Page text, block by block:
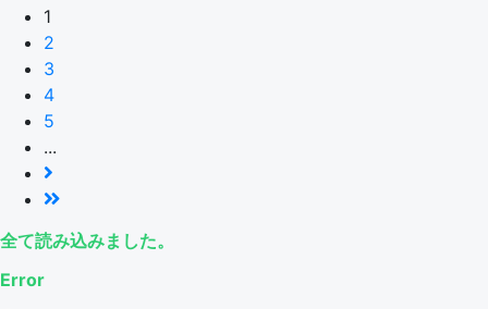
1
2
3
4
5
...
全て読み込みました。
Error